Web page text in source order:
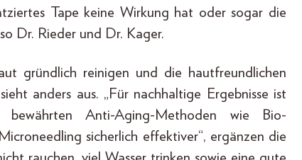
Tape keine Wirkung hat oder sogar die
Dr. Rieder und Dr. Kager.
gründlich reinigen und die hautfreundlichen
anders aus. „Für nachhaltige Ergebnisse ist
Anti-Aging-Methoden wie Bio-
sicherlich effektiver“, ergänzen die